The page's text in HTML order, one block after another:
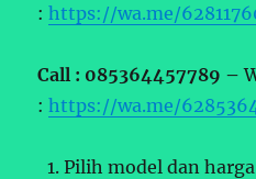
:https://wa.me/
Call : 085364457789 –
:https://wa.me/
Pilih model dan